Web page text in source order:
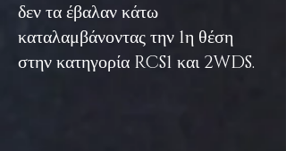
δεν τα έβαλαν κάτω
καταλαμβάνοντας την 1η θέση
στην κατηγορία RCS1 και 2WDS.